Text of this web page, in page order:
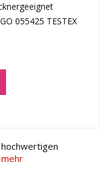
055425 TESTEX
mehr